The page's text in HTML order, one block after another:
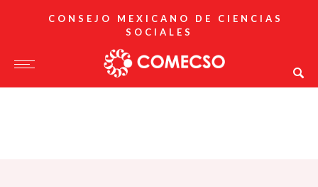
CONSEJO MEXICANO DE CIENCIAS
SOCIALES